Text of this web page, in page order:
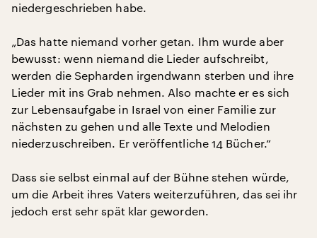
niedergeschrieben habe.
„Das hatte niemand vorher getan. Ihm wurde aber
bewusst: wenn niemand die Lieder aufschreibt,
werden die Sepharden irgendwann sterben und ihre
Lieder mit ins Grab nehmen. Also machte er es sich
zur Lebensaufgabe in Israel von einer Familie zur
nächsten zu gehen und alle Texte und Melodien
niederzuschreiben. Er veröffentliche 14 Bücher.“
Dass sie selbst einmal auf der Bühne stehen würde,
um die Arbeit ihres Vaters weiterzuführen, das sei ihr
jedoch erst sehr spät klar geworden.